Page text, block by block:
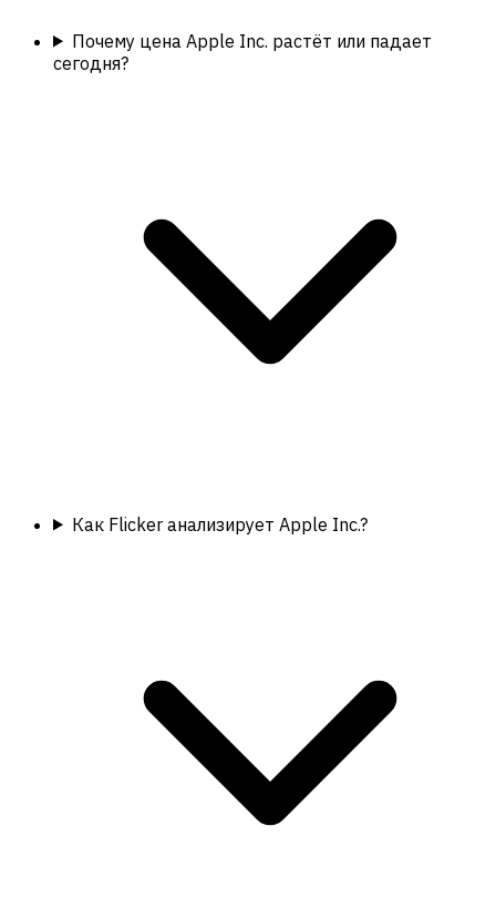
Почему цена Apple Inc. растёт или падает
сегодня?
Как Flicker анализирует Apple Inc.?